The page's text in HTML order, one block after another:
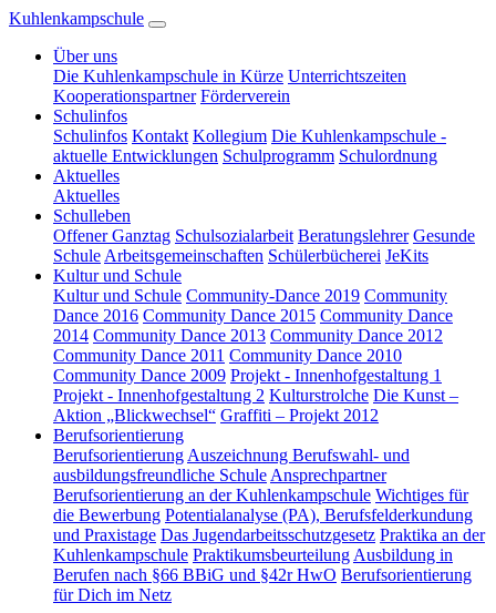
Kuhlenkampschule
Über uns
Die Kuhlenkampschule in Kürze Unterrichtszeiten
Kooperationspartner Förderverein
Schulinfos
Schulinfos Kontakt Kollegium Die Kuhlenkampschule -
aktuelle Entwicklungen Schulprogramm Schulordnung
Aktuelles
Aktuelles
Schulleben
Offener Ganztag Schulsozialarbeit Beratungslehrer Gesunde
Schule Arbeitsgemeinschaften Schülerbücherei JeKits
Kultur und Schule
Kultur und Schule Community-Dance 2019 Community
Dance 2016 Community Dance 2015 Community Dance
2014 Community Dance 2013 Community Dance 2012
Community Dance 2011 Community Dance 2010
Community Dance 2009 Projekt - Innenhofgestaltung 1
Projekt - Innenhofgestaltung 2 Kulturstrolche Die Kunst –
Aktion „Blickwechsel“ Graffiti – Projekt 2012
Berufsorientierung
Berufsorientierung Auszeichnung Berufswahl- und
ausbildungsfreundliche Schule Ansprechpartner
Berufsorientierung an der Kuhlenkampschule Wichtiges für
die Bewerbung Potentialanalyse (PA), Berufsfelderkundung
und Praxistage Das Jugendarbeitsschutzgesetz Praktika an der
Kuhlenkampschule Praktikumsbeurteilung Ausbildung in
Berufen nach §66 BBiG und §42r HwO Berufsorientierung
für Dich im Netz